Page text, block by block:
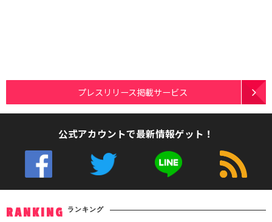
プレスリリース掲載サービス
公式アカウントで最新情報ゲット！
RANKING ランキング